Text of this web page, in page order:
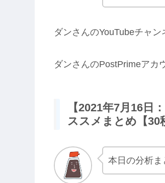
ダンさんのYouTubeチャン
ダンさんのPostPrimeアカ
【2021年7月16日
ススメまとめ【30
本日の分析ま